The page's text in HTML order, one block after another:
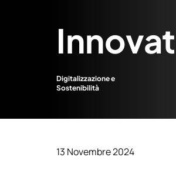
Digitalizzazione e
Sostenibilità
13 Novembre 2024